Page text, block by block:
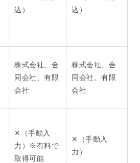
込）
込）
株式会社、合
同会社、有限
会社
株式会社、合
同会社、有限
会社
✕（手動入
力）※有料で
取得可能
✕（手動入
力）